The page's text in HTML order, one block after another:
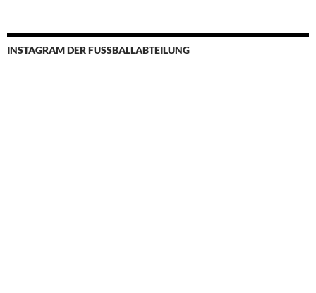
INSTAGRAM DER FUSSBALLABTEILUNG